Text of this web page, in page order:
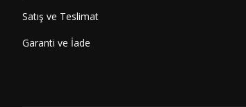
Satış ve Teslimat
Garanti ve İade